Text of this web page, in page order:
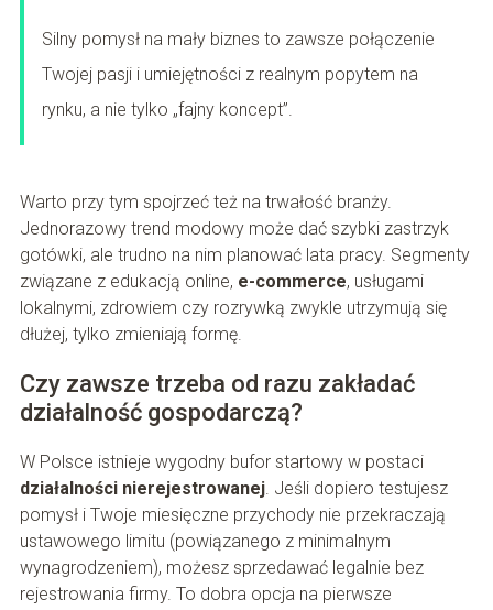
Silny pomysł na mały biznes to zawsze połączenie
Twojej pasji i umiejętności z realnym popytem na
rynku, a nie tylko „fajny koncept”.
Warto przy tym spojrzeć też na trwałość branży.
Jednorazowy trend modowy może dać szybki zastrzyk
gotówki, ale trudno na nim planować lata pracy. Segmenty
związane z edukacją online, e-commerce, usługami
lokalnymi, zdrowiem czy rozrywką zwykle utrzymują się
dłużej, tylko zmieniają formę.
Czy zawsze trzeba od razu zakładać
działalność gospodarczą?
W Polsce istnieje wygodny bufor startowy w postaci
działalności nierejestrowanej. Jeśli dopiero testujesz
pomysł i Twoje miesięczne przychody nie przekraczają
ustawowego limitu (powiązanego z minimalnym
wynagrodzeniem), możesz sprzedawać legalnie bez
rejestrowania firmy. To dobra opcja na pierwsze